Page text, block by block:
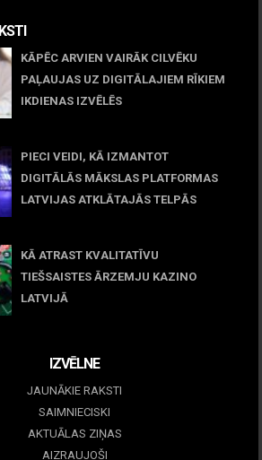
KĀPĒC ARVIEN VAIRĀK CILVĒKU
PAĻAUJAS UZ DIGITĀLAJIEM RĪKIEM
IKDIENAS IZVĒLĒS
PIECI VEIDI, KĀ IZMANTOT
DIGITĀLĀS MĀKSLAS PLATFORMAS
LATVIJAS ATKLĀTAJĀS TELPĀS
KĀ ATRAST KVALITATĪVU
TIEŠSAISTES ĀRZEMJU KAZINO
LATVIJĀ
IZVĒLNE
JAUNĀKIE RAKSTI
SAIMNIECISKI
AKTUĀLAS ZIŅAS
AIZRAUJOŠI